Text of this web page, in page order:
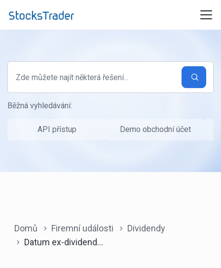
Běžná vyhledávání:
API přístup Demo obchodní účet
Domů Firemní události
Dividendy
Datum ex-dividendy: definice a klíčová data